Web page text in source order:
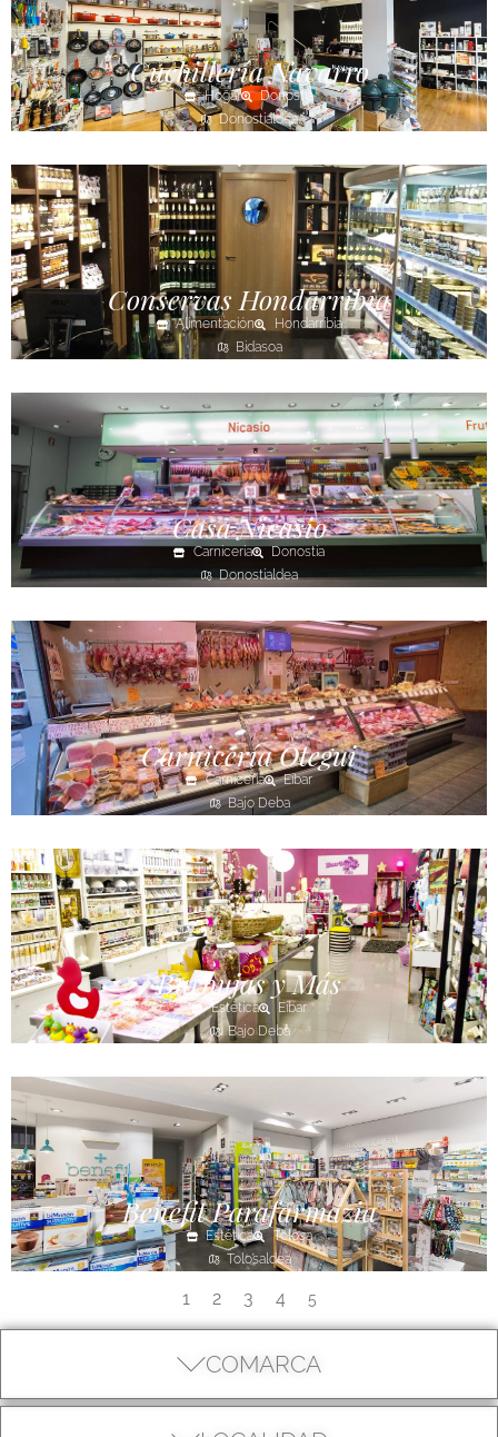
COMARCA
Cuchillería Navarro
Hogar
Donostia
Donostialdea
Conservas Hondarribia
Alimentación
Hondarribia
Bidasoa
Casa Nicasio
Carnicería
Donostia
Donostialdea
Carnicería Otegui
Carnicería
Eibar
Bajo Deba
Burbujas y Más
Estética
Eibar
Bajo Deba
Benefit Parafarmazia
Estética
Tolosa
Tolosaldea
1 2 3 4 5